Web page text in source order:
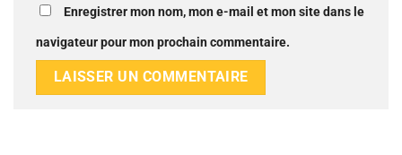
Enregistrer mon nom, mon e-mail et mon site dans le
navigateur pour mon prochain commentaire.